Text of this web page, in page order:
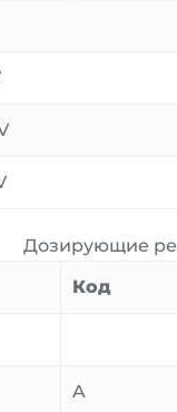
Дозирующие
Код
A